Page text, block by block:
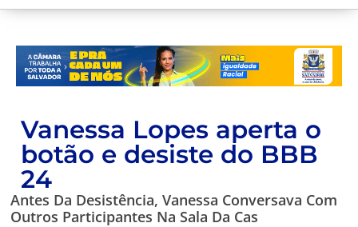
Vanessa Lopes aperta o
botão e desiste do BBB
24
Antes Da Desistência, Vanessa Conversava Com
Outros Participantes Na Sala Da Cas